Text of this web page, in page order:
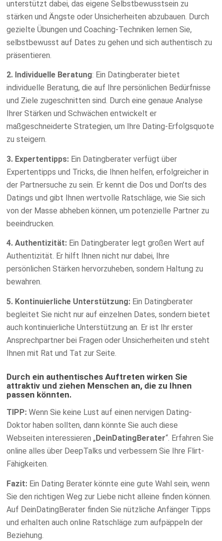
unterstützt dabei, das eigene Selbstbewusstsein zu
stärken und Ängste oder Unsicherheiten abzubauen. Durch
gezielte Übungen und Coaching-Techniken lernen Sie,
selbstbewusst auf Dates zu gehen und sich authentisch zu
präsentieren.
2. Individuelle Beratung: Ein Datingberater bietet
individuelle Beratung, die auf Ihre persönlichen Bedürfnisse
und Ziele zugeschnitten sind. Durch eine genaue Analyse
Ihrer Stärken und Schwächen entwickelt er
maßgeschneiderte Strategien, um Ihre Dating-Erfolgsquote
zu steigern.
3. Expertentipps: Ein Datingberater verfügt über
Expertentipps und Tricks, die Ihnen helfen, erfolgreicher in
der Partnersuche zu sein. Er kennt die Dos und Don’ts des
Datings und gibt Ihnen wertvolle Ratschläge, wie Sie sich
von der Masse abheben können, um potenzielle Partner zu
beeindrucken.
4. Authentizität: Ein Datingberater legt großen Wert auf
Authentizität. Er hilft Ihnen nicht nur dabei, Ihre
persönlichen Stärken hervorzuheben, sondern Haltung zu
bewahren.
5. Kontinuierliche Unterstützung: Ein Datingberater
begleitet Sie nicht nur auf einzelnen Dates, sondern bietet
auch kontinuierliche Unterstützung an. Er ist Ihr erster
Ansprechpartner bei Fragen oder Unsicherheiten und steht
Ihnen mit Rat und Tat zur Seite.
Durch ein authentisches Auftreten wirken Sie
attraktiv und ziehen Menschen an, die zu Ihnen
passen könnten.
TIPP: Wenn Sie keine Lust auf einen nervigen Dating-
Doktor haben sollten, dann könnte Sie auch diese
Webseiten interessieren „DeinDatingBerater“. Erfahren Sie
online alles über DeepTalks und verbessern Sie Ihre Flirt-
Fähigkeiten.
Fazit: Ein Dating Berater könnte eine gute Wahl sein, wenn
Sie den richtigen Weg zur Liebe nicht alleine finden können.
Auf DeinDatingBerater finden Sie nützliche Anfänger Tipps
und erhalten auch online Ratschläge zum aufpäppeln der
Beziehung.